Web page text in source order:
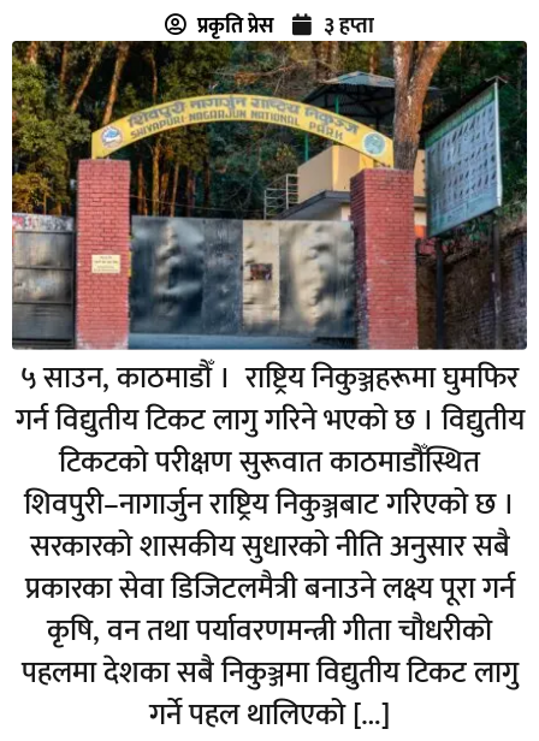
प्रकृति प्रेस ३ हप्ता
५ साउन, काठमाडौँ । राष्ट्रिय निकुञ्जहरूमा घुमफिर
गर्न विद्युतीय टिकट लागु गरिने भएको छ । विद्युतीय
टिकटको परीक्षण सुरूवात काठमाडौँस्थित
शिवपुरी–नागार्जुन राष्ट्रिय निकुञ्जबाट गरिएको छ ।
सरकारको शासकीय सुधारको नीति अनुसार सबै
प्रकारका सेवा डिजिटलमैत्री बनाउने लक्ष्य पूरा गर्न
कृषि, वन तथा पर्यावरणमन्त्री गीता चौधरीको
पहलमा देशका सबै निकुञ्जमा विद्युतीय टिकट लागु
गर्ने पहल थालिएको […]